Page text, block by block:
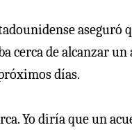
aseguró
cerca de alcanzar un
días.
Yo diría que un